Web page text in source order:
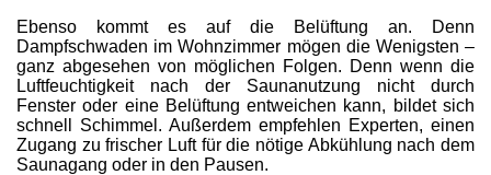
Ebenso kommt es auf die Belüftung an. Denn
Dampfschwaden im Wohnzimmer mögen die Wenigsten –
ganz abgesehen von möglichen Folgen. Denn wenn die
Luftfeuchtigkeit nach der Saunanutzung nicht durch
Fenster oder eine Belüftung entweichen kann, bildet sich
schnell Schimmel. Außerdem empfehlen Experten, einen
Zugang zu frischer Luft für die nötige Abkühlung nach dem
Saunagang oder in den Pausen.